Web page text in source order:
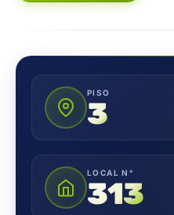
PISO
3
LOCAL N°
313